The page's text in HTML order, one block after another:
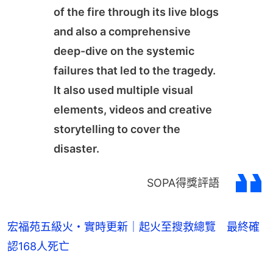
of the fire through its live blogs
and also a comprehensive
deep-dive on the systemic
failures that led to the tragedy.
It also used multiple visual
elements, videos and creative
storytelling to cover the
disaster.
SOPA得獎評語
宏福苑五級火・實時更新｜起火至搜救總覽 最終確
認168人死亡